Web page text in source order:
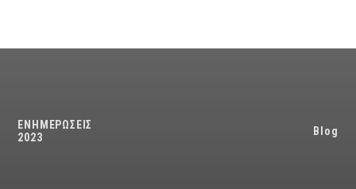
ΕΝΗΜΕΡΩΣΕΙΣ
2023
Blog